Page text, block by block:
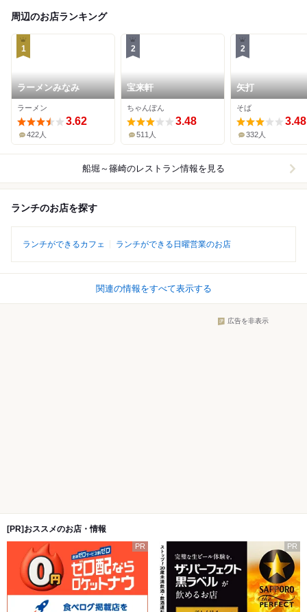
周辺のお店ランキング
1
ラーメンみなみ
ラーメン
3.62
422人
2
宝来軒
ちゃんぽん
3.48
511人
2
矢打
そば
3.48
332人
船堀～篠崎のレストラン情報を見る
ランチのお店を探す
ランチができるカフェ ランチができる日曜営業のお店
関連の情報をすべて表示する
広告を非表示
[PR]おススメのお店・情報
PR PR